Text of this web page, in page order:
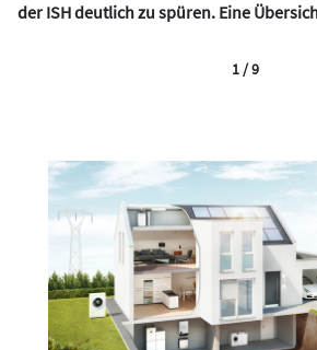
der ISH deutlich zu spüren. Eine
1 / 9